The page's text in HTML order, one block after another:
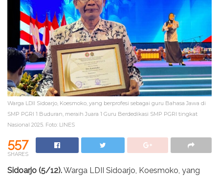
Warga LDII Sidoarjo, Koesmoko, yang berprofesi sebagai guru Bahasa Jawa di
SMP PGRI 1 Buduran, meraih Juara 1 Guru Berdedikasi SMP PGRI tingkat
Nasional 2025. Foto: LINES
557
SHARES
Sidoarjo (5/12).Warga LDII Sidoarjo, Koesmoko, yang